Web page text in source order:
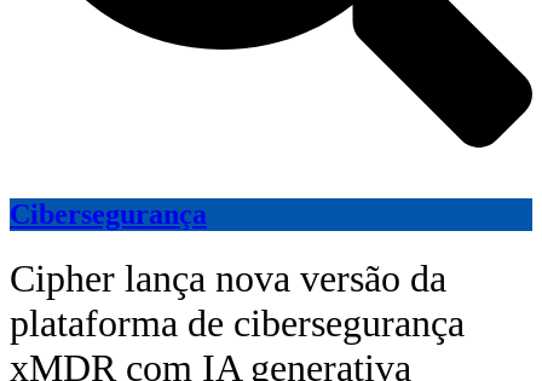
Cibersegurança
Cipher lança nova versão da
plataforma de cibersegurança
xMDR com IA generativa